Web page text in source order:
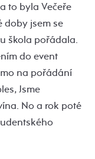
to byla Večeře
doby jsem se
škola pořádala.
do event
na pořádání
Jsme
No a rok poté